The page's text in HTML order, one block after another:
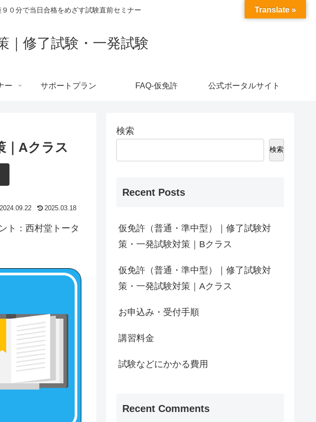
０分で当日合格をめざす試験直前セミナー
｜修了試験・一発試験
ー サポートプラン FAQ-仮免許 公式ポータルサイト
｜Aクラス
2024.09.22 2025.03.18
ト：西村堂トータ
検索
検索
Recent Posts
仮免許（普通・準中型）｜修了試験対
策・一発試験対策｜Bクラス
仮免許（普通・準中型）｜修了試験対
策・一発試験対策｜Aクラス
お申込み・受付手順
講習料金
試験などにかかる費用
Recent Comments
Translate »